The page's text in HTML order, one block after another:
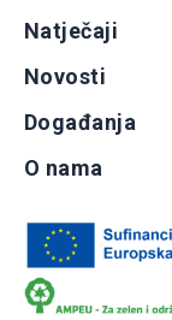
Natječaji
Novosti
Događanja
O nama